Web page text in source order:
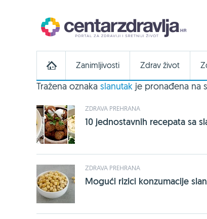
Zanimljivosti Zdrav život
Tražena oznaka slanutak je pronađena na
ZDRAVA PREHRANA
10 jednostavnih recepata sa
ZDRAVA PREHRANA
Mogući rizici konzumacije